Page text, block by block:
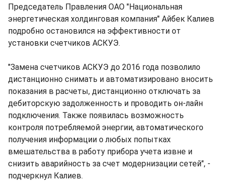
Председатель Правления ОАО "Национальная
энергетическая холдинговая компания" Айбек Калиев
подробно остановился на эффективности от
установки счетчиков АСКУЭ.
"Замена счетчиков АСКУЭ до 2016 года позволило
дистанционно снимать и автоматизировано вносить
показания в расчеты, дистанционно отключать за
дебиторскую задолженность и проводить он-лайн
подключения. Также появилась возможность
контроля потребляемой энергии, автоматического
получения информации о любых попытках
вмешательства в работу прибора учета извне и
снизить аварийность за счет модернизации сетей", -
подчеркнул Калиев.